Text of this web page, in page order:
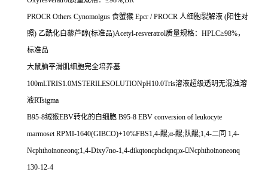
PROCR Others Cynomolgus 食蟹猴 Epcr / PROCR 人细胞裂解液 (阳性对
照) 乙酰化白藜芦醇(标准品)Acetyl-resveratrol质量规格： HPLC≥98%，
标准品
大鼠脑平滑肌细胞完全培养基
100mLTRIS1.0MSTERILESOLUTIONpH10.0Tris溶液超级透明无混浊溶
液RTsigma
B95-8绒猴EBV转化的白细胞 B95-8 EBV conversion of leukocyte
marmoset RPMI-1640(GIBCO)+10%FBS1,4-醌;α-醌;队醌;1,4-二同 1,4-
Ncphthoinoneonq;1,4-Dixy7no-1,4-dikqtoncphclqnq;α-Ncphthoinoneonq
130-12-4